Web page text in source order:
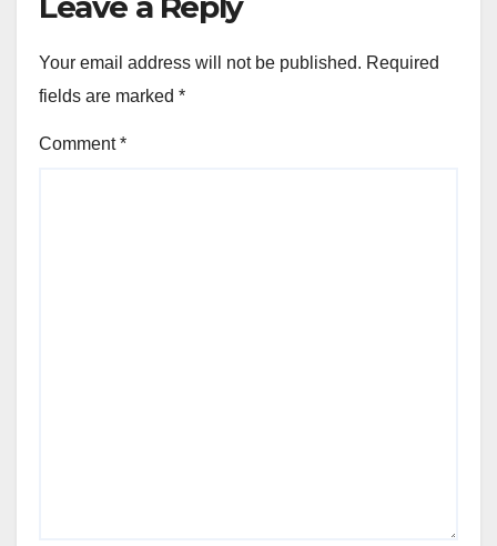
Your email address will not be published. Required
fields are marked *
Comment*